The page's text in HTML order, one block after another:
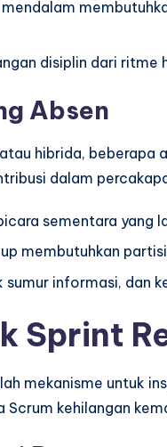
mendalam
disiplin dari ritme
Absen
hibrida,
dalam
sementara yang
membutuhkan
sumur informasi, dan
Sprint
mekanisme untuk
kehilangan